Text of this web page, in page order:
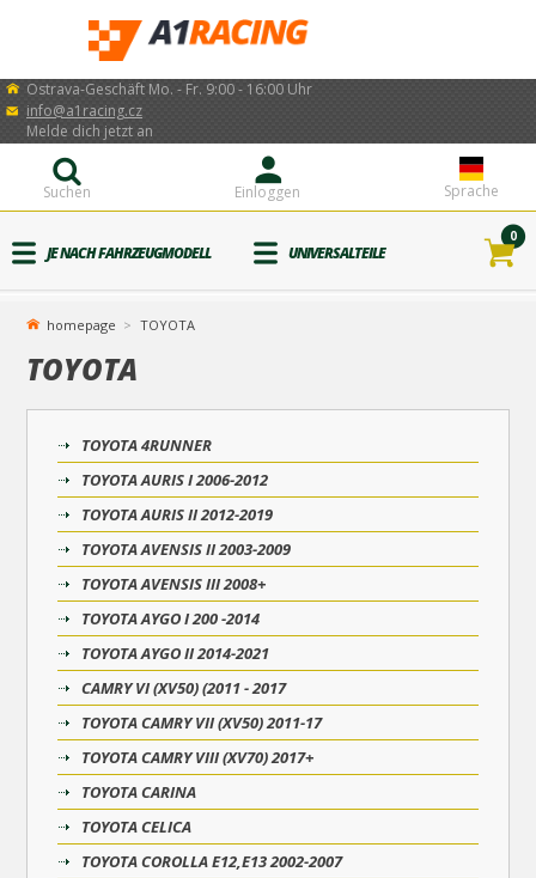
Ostrava-Geschäft Mo. - Fr. 9:00 - 16:00 Uhr
info@a1racing.cz
Sprache
Einloggen
Melde dich jetzt an
Suchen
JE NACH FAHRZEUGMODELL UNIVERSALTEILE
0
homepage TOYOTA
TOYOTA
TOYOTA 4RUNNER
TOYOTA AURIS I 2006-2012
TOYOTA AURIS II 2012-2019
TOYOTA AVENSIS II 2003-2009
TOYOTA AVENSIS III 2008+
TOYOTA AYGO I 200 -2014
TOYOTA AYGO II 2014-2021
CAMRY VI (XV50) (2011 - 2017
TOYOTA CAMRY VII (XV50) 2011-17
TOYOTA CAMRY VIII (XV70) 2017+
TOYOTA CARINA
TOYOTA CELICA
TOYOTA COROLLA E12,E13 2002-2007